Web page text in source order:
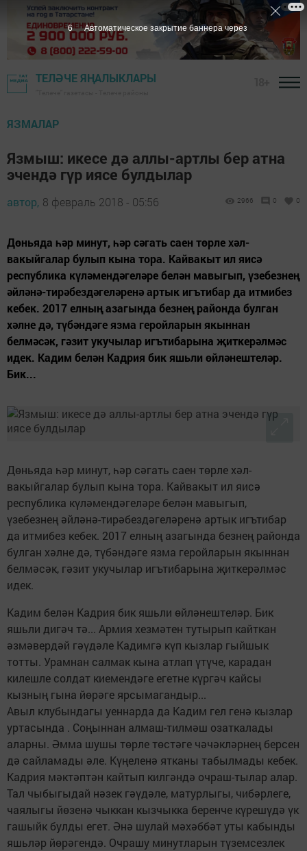
ТЕЛӘЧЕ ЯҢАЛЫКЛАРЫ
ЯЗМАЛАР
Язмыш: икесе дә аллы-артлы бер атна
эчендә гүр иясе булдылар
автор, 8 февраль 2018 - 05:56 2966 0 0
Дөньяда һәр минут, һәр сәгать саен төрле хәл-
вакыйгалар булып кына тора. Кайвакыт ил яисә
республика күләмендәгеләре белән мавыгып, үзебезнең
әйләнә-тирәбездәгеләренә артык игътибар да итмибез
кебек. 2017 елның азагында безнең районда булган
хәлне дә, түбәндәге язма геройларын якыннан
белмәсәк, гәзит укучылар игътибарына җиткерәлмәс
идек. Кадим белән Кадрия бик яшьли өйләнештеләр.
Бик...
Дөньяда һәр минут, һәр сәгать саен төрле хәл-
вакыйгалар булып кына тора. Кайвакыт ил яисә
республика күләмендәгеләре белән мавыгып,
үзебезнең әйләнә-тирәбездәгеләренә артык игътибар
да итмибез кебек. 2017 елның азагында безнең районда
булган хәлне дә, түбәндәге язма геройларын якыннан
белмәсәк, гәзит укучылар игътибарына җиткерәлмәс
идек.
Кадим белән Кадрия бик яшьли өйләнештеләр. Бик
яшьли дигәч тә... Армия хезмәтен тутырып кайткан
әзмәвердәй гәүдәле Кадимгә күп кызлар гыйшык
тотты. Урамнан салмак кына атлап үтүче, карадан
килешле солдат киемендәге егетне күргәч кайсы
кызның гына йөрәге ярсымагандыр...
Авыл клубындагы уеннарда да Кадим гел генә кызлар
уртасында . Соңыннан алмаш-тилмәш озаткалады
аларны. Әмма шушы төрле төстәге чәчәкләрнең берсен
дә сайламады әле. Күңеленә ятканы табылмады кебек.
Кадрия мәктәптән кайтып килгәндә очраш-тылар алар.
Тал чыбыгыдай нәзек гәүдәле, матурлыгы, чибәрлеге,
чаялыгы йөзенә чыккан кызчыкка беренче күрешүдә үк
гашыйк булды егет. Әнә шулай мәхәббәт уты кабынды
яшьләр йөрәгендә. Очрашу минутларын түземсезлек
5 Автоматическое закрытие баннера через